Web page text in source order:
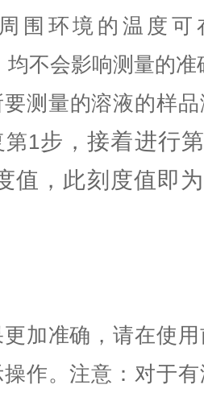
围环境的温度可
不会影响测量的准
要测量的溶液的样
第1步，接着进行
值，此刻度值即
加准确，请在使
作。注意：对于